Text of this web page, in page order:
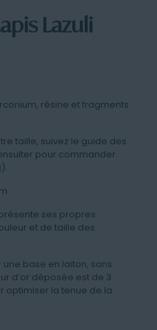
Lazuli
résine et fragments
taille, suivez le guide des
pour commander
).
ses propres
et de taille des
base en laiton, sans
d’or déposée est de 3
optimiser la tenue de la